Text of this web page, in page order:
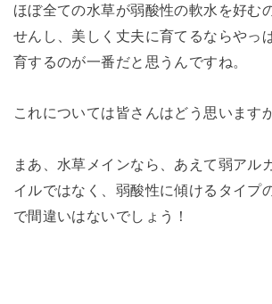
ほぼ全ての水草が弱酸性の軟水を好む
せんし、美しく丈夫に育てるならやっ
育するのが一番だと思うんですね。
これについては皆さんはどう思います
まあ、水草メインなら、あえて弱アル
イルではなく、弱酸性に傾けるタイプ
で間違いはないでしょう！